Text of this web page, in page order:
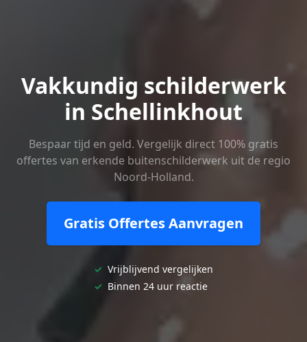
Vakkundig schilderwerk
in Schellinkhout
Bespaar tijd en geld. Vergelijk direct 100% gratis
offertes van erkende buitenschilderwerk uit de regio
Noord-Holland.
Gratis Offertes Aanvragen
✓ Vrijblijvend vergelijken
✓ Binnen 24 uur reactie